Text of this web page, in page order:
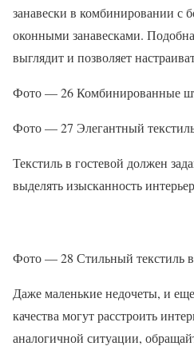
занавески в комбинировании с
оконными занавесками.
выглядит и позволяет
Фото — 26 Комбинированные
Фото — 27 Элегантный
Текстиль в гостевой должен
выделять изысканность
Фото — 28 Стильный текстиль в
Даже маленькие недочеты, и
качества могут расстроить
аналогичной ситуации,